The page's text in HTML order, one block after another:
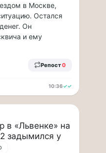
в Москве,
Остался
Он
и ему
Репост0
10:36✓✓
в «Львенке» на
задымился у